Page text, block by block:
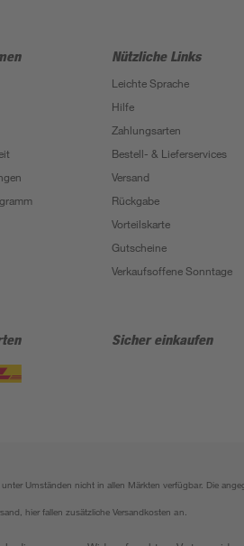
Nützliche Links
Leichte Sprache
Hilfe
Zahlungsarten
Bestell- & Lieferservices
Versand
Rückgabe
Vorteilskarte
Gutscheine
Verkaufsoffene Sonntage
Sicher einkaufen
Umständen nicht in allen Märkten verfügbar. Die
hier fallen zusätzliche Versandkosten an.